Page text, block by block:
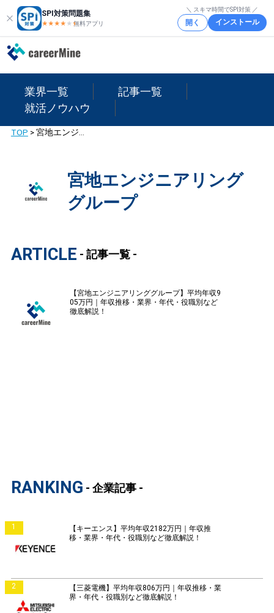
SPI対策問題集
★★★★ ★★
無料アプリ
＼ スキマ時間でSPI対策 ／
開く インストール
業界一覧
記事一覧
就活ノウハウ
TOP >
宮地エンジニアリング
グループ
ARTICLE - 記事一覧 -
【宮地エンジニアリンググループ】平均年収9
05万円｜年収推移・業界・年代・役職別など
徹底解説！
RANKING - 企業記事 -
1
【キーエンス】平均年収2182万円｜年収推
移・業界・年代・役職別など徹底解説！
2
【三菱電機】平均年収806万円｜年収推移・業
界・年代・役職別など徹底解説！